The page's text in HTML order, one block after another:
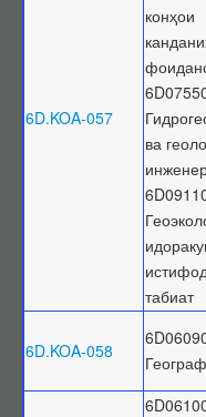
6D.KOA-057
конҳои
ва
табиат
6D.KOA-058